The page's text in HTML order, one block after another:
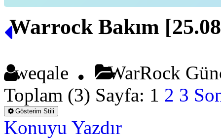
Warrock Bakım
weqale
WarRock
Toplam (3) Sayfa: 1 2 3
Gösterim Stili
Konuyu Yazdır